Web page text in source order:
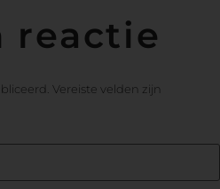
reactie
Vereiste velden zijn